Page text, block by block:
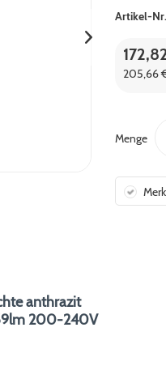
Artikel-
205,66
Menge
anthrazit
200-240V